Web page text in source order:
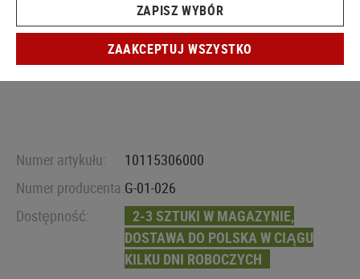
Numer artykułu:
10115306000
Numer producenta:G-01-026
Dostępność:
2-3 SZTUKI W MAGAZYNIE,
DOSTAWA DO POLSKA W CIĄGU
KILKU DNI ROBOCZYCH
ZAPISZ WYBÓR
ZAAKCEPTUJ WSZYSTKO